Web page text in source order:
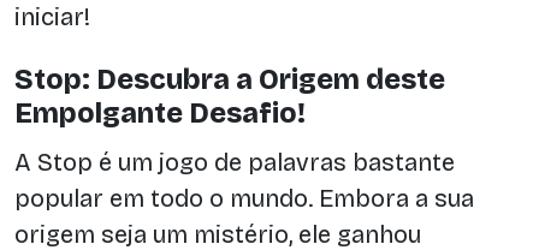
iniciar!
Stop: Descubra a Origem deste
Empolgante Desafio!
A Stop é um jogo de palavras bastante
popular em todo o mundo. Embora a sua
origem seja um mistério, ele ganhou